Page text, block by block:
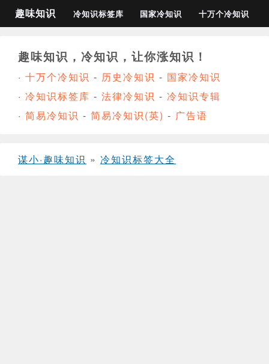
趣味知识 冷知识标签库 国家冷知识 十万个冷知识
趣味知识，冷知识，让你涨知识！
· 十万个冷知识 - 历史冷知识 - 国家冷知识
· 冷知识标签库 - 法律冷知识 - 冷知识专辑
· 简易冷知识 - 简易冷知识(英) - 广告语
谋小·趣味知识 » 冷知识标签大全